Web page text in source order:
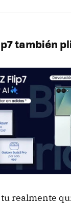
también
realmente